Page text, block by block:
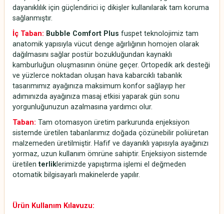
dayanıklılık için güçlendirici iç dikişler kullanılarak tam koruma
sağlanmıştır.
İç Taban: Bubble Comfort Plus fuspet teknolojimiz tam
anatomik yapısıyla vücut denge ağırlığının homojen olarak
dağılmasını sağlar postür bozukluğundan kaynaklı
kamburluğun oluşmasının önüne geçer. Ortopedik ark desteği
ve yüzlerce noktadan oluşan hava kabarcıklı tabanlık
tasarımımız ayağınıza maksimum konfor sağlayıp her
adımınızda ayağınıza masaj etkisi yaparak gün sonu
yorgunluğunuzun azalmasına yardımcı olur.
Taban: Tam otomasyon üretim parkurunda enjeksiyon
sistemde üretilen tabanlarımız doğada çözünebilir poliüretan
malzemeden üretilmiştir. Hafif ve dayanıklı yapısıyla ayağınızı
yormaz, uzun kullanım ömrüne sahiptir. Enjeksiyon sistemde
üretilenterliklerimizde yapıştırma işlemi el değmeden
otomatik bilgisayarlı makinelerde yapılır.
Ürün Kullanım Kılavuzu: